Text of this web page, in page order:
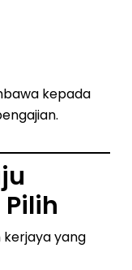
kepada
kerjaya yang